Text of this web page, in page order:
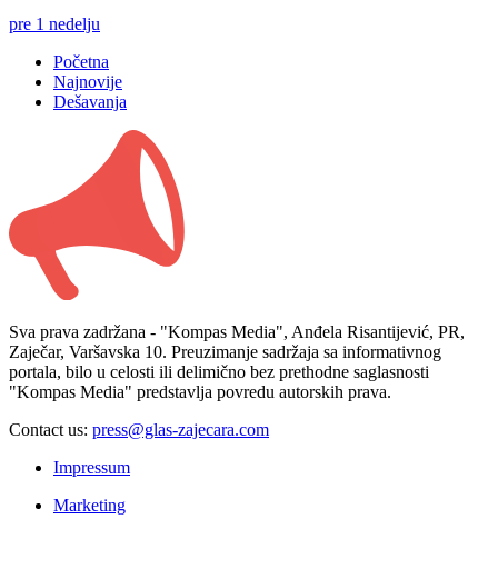
pre 1 nedelju
Početna
Najnovije
Dešavanja
Sva prava zadržana - "Kompas Media", Anđela Risantijević, PR,
Zaječar, Varšavska 10. Preuzimanje sadržaja sa informativnog
portala, bilo u celosti ili delimično bez prethodne saglasnosti
"Kompas Media" predstavlja povredu autorskih prava.
Contact us: press@glas-zajecara.com
Impressum
Marketing